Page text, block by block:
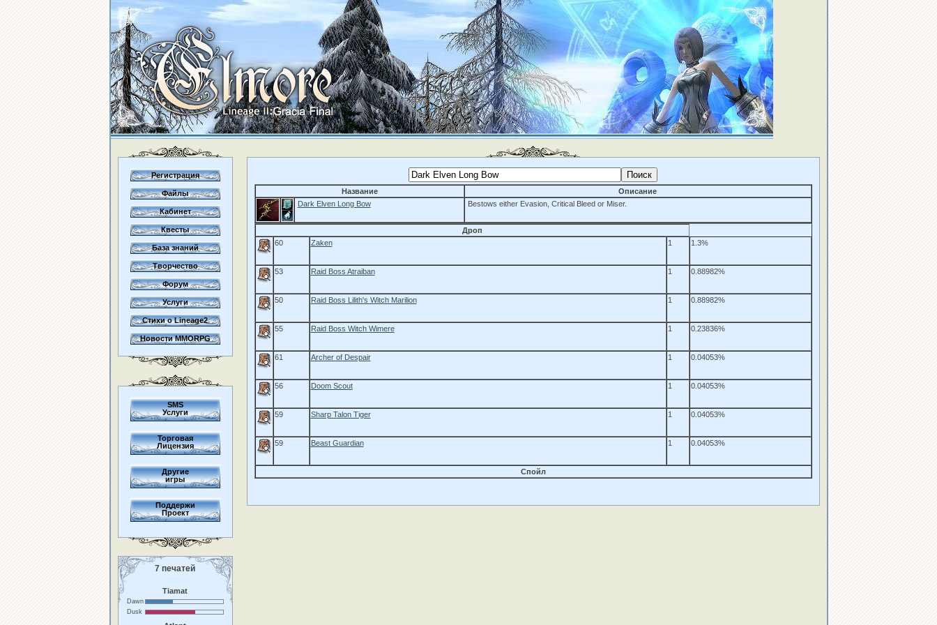
Регистрация
Файлы
Кабинет
Квесты
База знаний
Творчество
Форум
Услуги
Стихи о Lineage2
Новости MMORPG
SMS
Услуги
Торговая
Лицензия
Другие
игры
Поддержи
Проект
7 печатей
Tiamat
Dawn
Dusk
Название
Описание
Dark Elven Long Bow
Bestows either Evasion, Critical Bleed or Miser.
Дроп
60
Zaken 1 1.3%
53 Raid Boss Atraiban 1 0.88982%
50 Raid Boss Lilith's Witch Marilion 1 0.88982%
55 Raid Boss Witch Wimere 1 0.23836%
61 Archer of Despair 1 0.04053%
56 Doom Scout 1 0.04053%
59 Sharp Talon Tiger 1 0.04053%
59 Beast Guardian 1 0.04053%
Спойл